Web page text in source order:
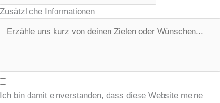
Zusätzliche Informationen
Ich bin damit einverstanden, dass diese Website meine